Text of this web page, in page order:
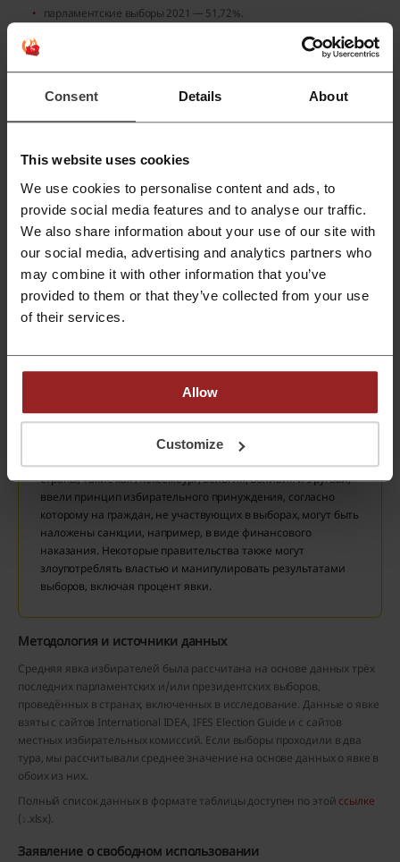
Consent Details About
This website uses cookies
We use cookies to personalise content and ads, to
provide social media features and to analyse our traffic.
We also share information about your use of our site with
our social media, advertising and analytics partners who
may combine it with other information that you’ve
provided to them or that they’ve collected from your use
of their services.
Allow
Customize
парламентские выборы 2021 — 51,72%.
Таким образом за последние годы
правом голоса в России
пользовались в среднем 55,7% избирателей
. Благодаря такому
результату страна располагается на 132-м месте мирового рейтинга.
На 17 позиций ниже находится Молдова, в которой средняя явка на
Мировым лидером по явке избирателей стал Вьетнам: в
выборах. Второе и третье место рейтинга занимают Лаос и
Руанда, где в среднем голосуют 98,55% и 96,65%
избирателей.
В хвосте конце мирового рейтинга оказались Гаити: за последние
годы только 21,58% гаитян воспользовались своим правом голоса.
Немного выше явка в Нигерии (29,15%) и Афганистане (32,71%).
принуждение?
что её высокий уровень не всегда свидетельствует о
высокой политической вовлеченности общества и высоком
страны, такие как Люксембург, Бельгия, Боливия и Уругвай,
ввели принцип избирательного принуждения, согласно
которому на граждан, не участвующих в выборах, могут быть
наложены санкции, например, в виде финансового
наказания. Некоторые правительства также могут
злоупотреблять властью и манипулировать результатами
выборов, включая процент явки.
Методология и источники данных
Средняя явка избирателей была рассчитана на основе данных трёх
последних парламентских и/или президентских выборов,
проведённых в странах, включенных в исследование. Данные о явке
взяты с сайтов International IDEA, IFES Election Guide и с сайтов
местных избирательных комиссий. Если выборы проходили в два
тура, мы рассчитывали среднее значение на основе данных о явке в
обоих из них.
Полный список данных в формате таблицы доступен по этой ссылке
(↓.xlsx).
Заявление о свободном использовании